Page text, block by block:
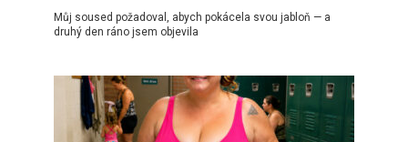
Můj soused požadoval, abych pokácela svou jabloň — a
druhý den ráno jsem objevila